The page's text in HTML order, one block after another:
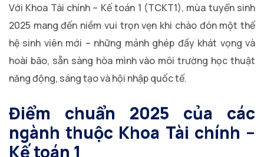
Với Khoa Tài chính – Kế toán 1 (TCKT1), mùa tuyển sinh
2025 mang đến niềm vui trọn vẹn khi chào đón một thế
hệ sinh viên mới – những mảnh ghép đầy khát vọng và
hoài bão, sẵn sàng hòa mình vào môi trường học thuật
năng động, sáng tạo và hội nhập quốc tế.
Điểm chuẩn 2025 của các
ngành thuộc Khoa Tài chính –
Kế toán 1